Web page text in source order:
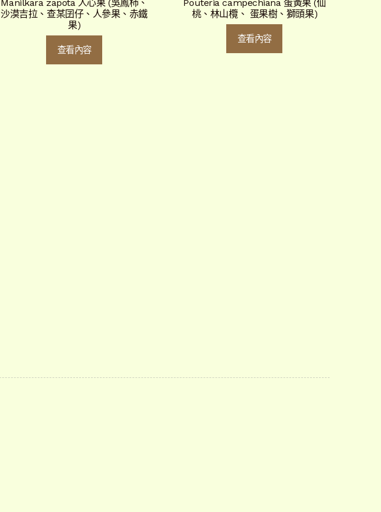
Manilkara zapota 人心果 (吳鳳柿、
沙漠吉拉、查某囝仔、人參果、赤鐵
果)
查看內容
Pouteria campechiana 蛋黃果 (仙
桃、林山欖、 蛋果樹、獅頭果)
查看內容